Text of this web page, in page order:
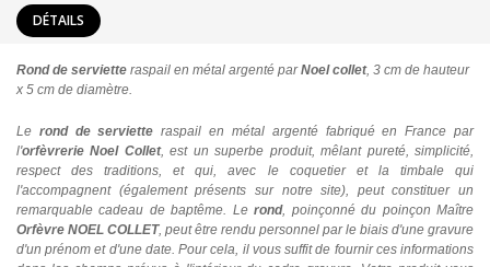
DÉTAILS
Rond de serviette raspail en métal argenté parNoel collet, 3 cm de hauteur
x 5 cm de diamètre.
Le rond de servietteraspail en métal argenté fabriqué en France par
l'orfèvrerie Noel Collet, est un superbe produit, mêlant pureté, simplicité,
respect des traditions, et qui, avec le coquetier et la timbale qui
l'accompagnent (également présents sur notre site), peut constituer un
remarquable cadeau de baptême. Lerond, poinçonné du poinçon Maître
Orfèvre NOEL COLLET, peut être rendu personnel par le biais d'une gravure
d'un prénom et d'une date. Pour cela, il vous suffit de fournir ces informations